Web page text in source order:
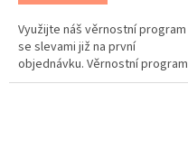
Využijte náš věrnostní program
se slevami již na první
objednávku. Věrnostní program